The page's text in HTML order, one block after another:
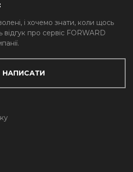
і хочемо знати, коли щось
про сервіс FORWARD
НАПИСАТИ